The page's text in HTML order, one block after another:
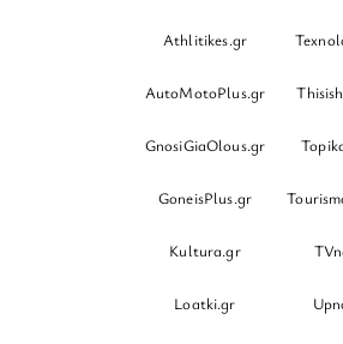
Athlitikes.gr
AutoMotoPlus.gr
GnosiGiaOlous.gr
GoneisPlus.gr
Kultura.gr
Loatki.gr